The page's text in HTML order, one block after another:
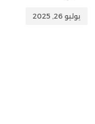
يوليو 26, 2025